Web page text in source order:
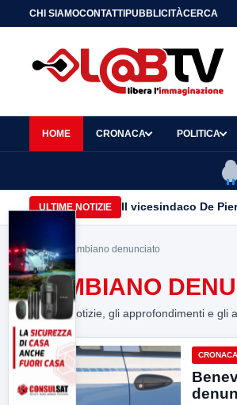
CHI SIAMOCONTATTIPUBBLICITÀCERCA
HOME CRONACA POLITICA
ULTIME NOTIZIE Il vicesindaco De
Home> gambiano denunciato
GAMBIANO
Tutte le notizie, gli approfondimenti e gli
CRONACA